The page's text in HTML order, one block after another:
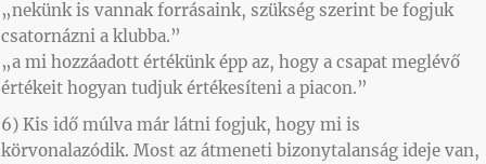
„nekünk is vannak forrásaink, szükség szerint be fogjuk
csatornázni a klubba.”
„a mi hozzáadott értékünk épp az, hogy a csapat meglévő
értékeit hogyan tudjuk értékesíteni a piacon.”
6) Kis idő múlva már látni fogjuk, hogy mi is
körvonalazódik. Most az átmeneti bizonytalanság ideje van,